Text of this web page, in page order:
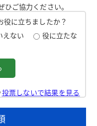
ご協力ください。
に立ちましたか？
えない
役に立たな
投票しないで結果を見る